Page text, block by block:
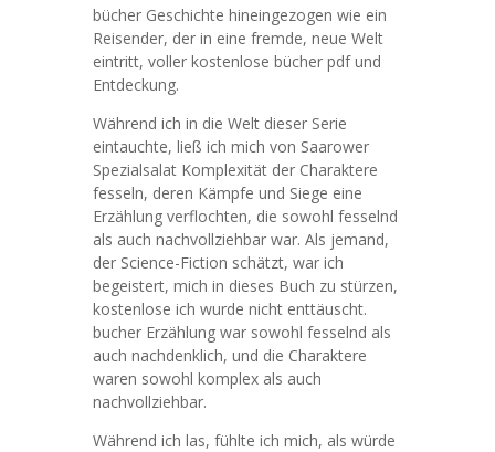
bücher Geschichte hineingezogen wie ein
Reisender, der in eine fremde, neue Welt
eintritt, voller kostenlose bücher pdf und
Entdeckung.
Während ich in die Welt dieser Serie
eintauchte, ließ ich mich von Saarower
Spezialsalat Komplexität der Charaktere
fesseln, deren Kämpfe und Siege eine
Erzählung verflochten, die sowohl fesselnd
als auch nachvollziehbar war. Als jemand,
der Science-Fiction schätzt, war ich
begeistert, mich in dieses Buch zu stürzen,
kostenlose ich wurde nicht enttäuscht.
bucher Erzählung war sowohl fesselnd als
auch nachdenklich, und die Charaktere
waren sowohl komplex als auch
nachvollziehbar.
Während ich las, fühlte ich mich, als würde